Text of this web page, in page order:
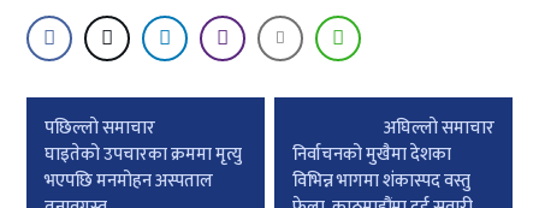
Post
navigation
पछिल्लाे समाचार
घाइतेको उपचारका क्रममा मृत्यु
भएपछि मनमोहन अस्पताल
अघिल्लाे समाचार
निर्वाचनको मुखैमा देशका
विभिन्न भागमा शंकास्पद वस्तु